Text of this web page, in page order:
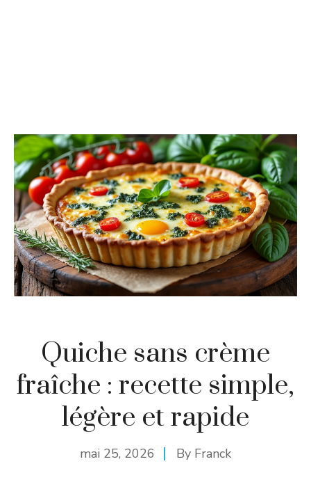
Quiche sans crème
fraîche : recette simple,
légère et rapide
mai 25, 2026 By Franck